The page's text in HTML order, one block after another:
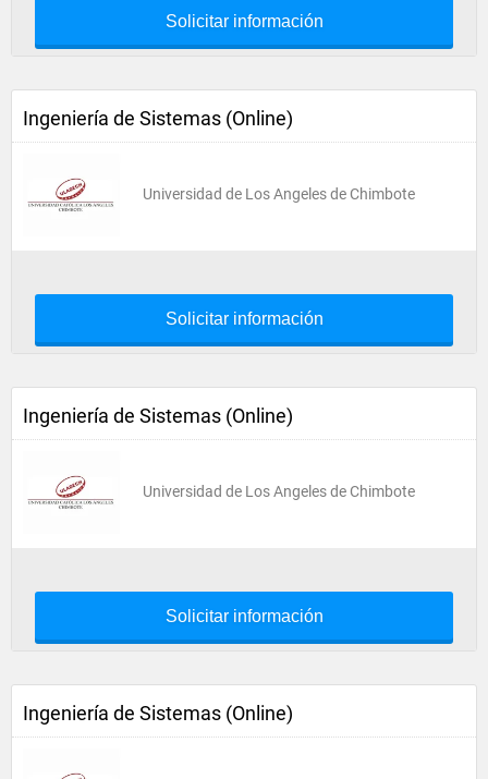
Solicitar información
Ingeniería de Sistemas (Online)
Universidad de Los Angeles de Chimbote
Solicitar información
Ingeniería de Sistemas (Online)
Universidad de Los Angeles de Chimbote
Solicitar información
Ingeniería de Sistemas (Online)